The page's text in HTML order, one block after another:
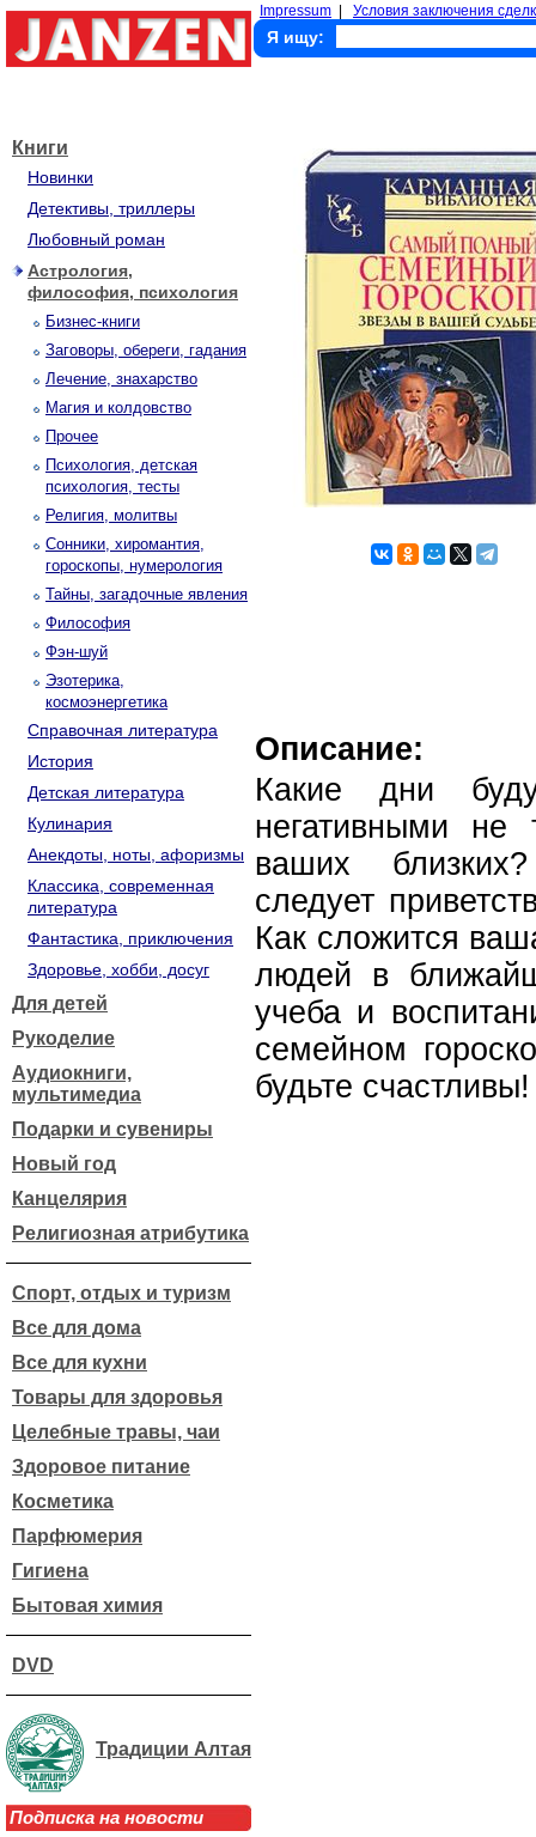
Impressum Условия заключения
Я ищу:
Книги
Новинки
Детективы, триллеры
Любовный роман
Астрология,
философия, психология
Бизнес-книги
Заговоры, обереги, гадания
Лечение, знахарство
Магия и колдовство
Прочее
Психология, детская
психология, тесты
Религия, молитвы
Сонники, хиромантия,
гороскопы, нумерология
Тайны, загадочные явления
Философия
Фэн-шуй
Эзотерика,
космоэнергетика
Справочная литература
История
Детская литература
Кулинария
Анекдоты, ноты, афоризмы
Классика, современная
литература
Фантастика, приключения
Здоровье, хобби, досуг
Для детей
Рукоделие
Аудиокниги,
мультимедиа
Подарки и сувениры
Новый год
Канцелярия
Религиозная атрибутика
Спорт, отдых и туризм
Все для дома
Все для кухни
Товары для здоровья
Целебные травы, чаи
Здоровое питание
Косметика
Парфюмерия
Гигиена
Бытовая химия
DVD
Традиции Алтая
Подписка на новости
Описание:
Какие дни
негативными
ваших
следует
Как сложится
людей в
учеба и
семейном
будьте счастливы!